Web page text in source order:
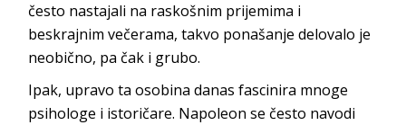
često nastajali na raskošnim prijemima i
beskrajnim večerama, takvo ponašanje delovalo je
neobično, pa čak i grubo.
Ipak, upravo ta osobina danas fascinira mnoge
psihologe i istoričare. Napoleon se često navodi